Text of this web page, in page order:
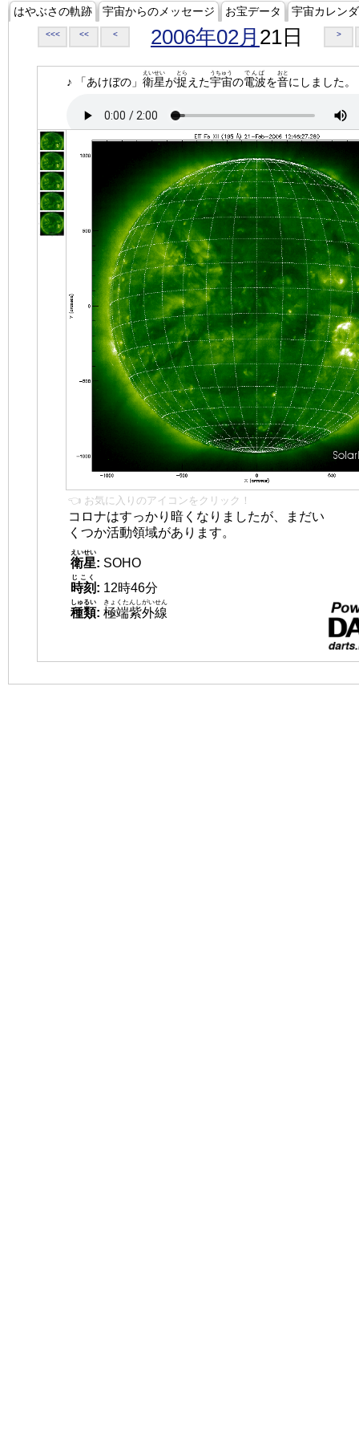
はやぶさの軌跡 宇宙からのメッセージ お宝データ 宇宙カレン
<<< << < 2006年02月 21日 >
♪ 「あけぼの」 衛星
えいせい
が捉
とら
えた宇宙
うちゅう
の電波
でんぱ
を音
おと
にしました。
👈 お気に入りのアイコンをクリック！
コロナはすっかり暗くなりましたが、まだい
くつか活動領域があります。
衛星
えいせい
: SOHO
時刻
じこく
: 12時46分
種類
しゅるい
: 極端紫外線
きょくたんしがいせん